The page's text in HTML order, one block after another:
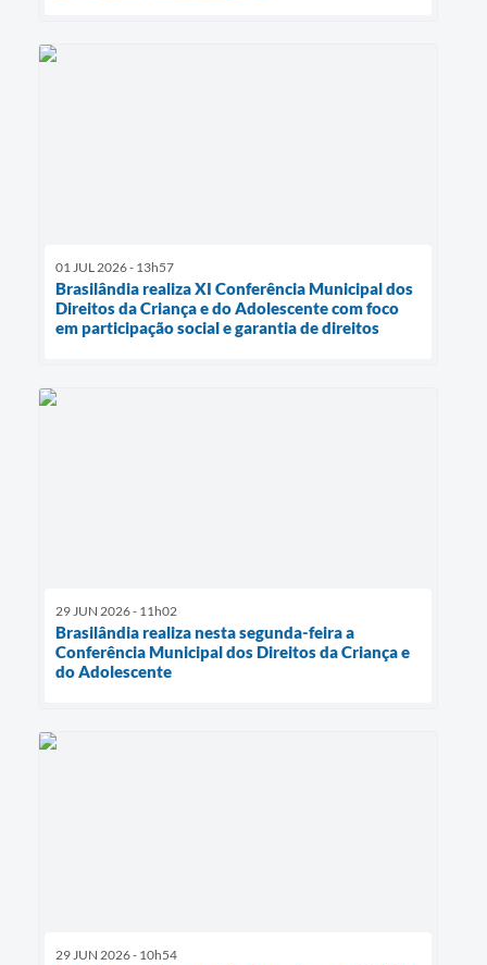
01 JUL 2026 - 13h57
Brasilândia realiza XI Conferência Municipal dos
Direitos da Criança e do Adolescente com foco
em participação social e garantia de direitos
29 JUN 2026 - 11h02
Brasilândia realiza nesta segunda-feira a
Conferência Municipal dos Direitos da Criança e
do Adolescente
29 JUN 2026 - 10h54